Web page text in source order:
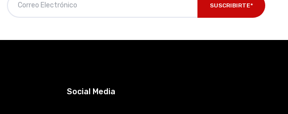
SUSCRIBIRTE*
Social Media